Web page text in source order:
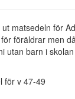
matsedeln för
föräldrar men
utan barn i
för v 47-49